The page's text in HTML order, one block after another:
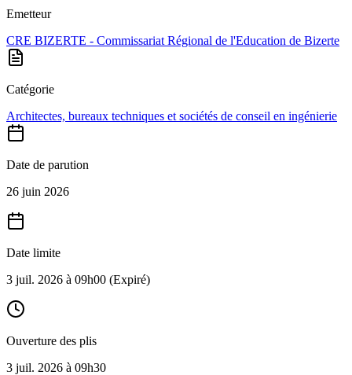
Emetteur
CRE BIZERTE - Commissariat Régional de l'Education de Bizerte
Catégorie
Architectes, bureaux techniques et sociétés de conseil en ingénierie
Date de parution
26 juin 2026
Date limite
3 juil. 2026 à 09h00 (Expiré)
Ouverture des plis
3 juil. 2026 à 09h30